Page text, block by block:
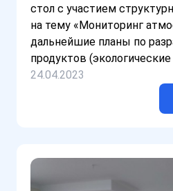
стол с участием
на тему «Мониторинг
дальнейшие планы по
продуктов
24.04.2023